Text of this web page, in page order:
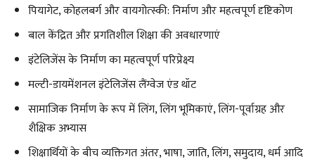
पियागेट, कोहलबर्ग और वायगोत्स्की: निर्माण और महत्वपूर्ण दृष्टिकोण
बाल केंद्रित और प्रगतिशील शिक्षा की अवधारणाएं
इंटेलिजेंस के निर्माण का महत्वपूर्ण परिप्रेक्ष्य
मल्टी-डायमेंशनल इंटेलिजेंस लैंग्वेज एंड थॉट
सामाजिक निर्माण के रूप में लिंग, लिंग भूमिकाएं, लिंग-पूर्वाग्रह और
शैक्षिक अभ्यास
शिक्षार्थियों के बीच व्यक्तिगत अंतर, भाषा, जाति, लिंग, समुदाय, धर्म आदि